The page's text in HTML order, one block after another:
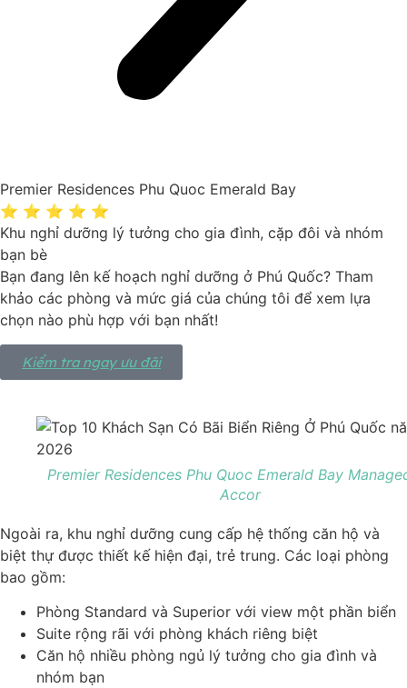
Premier Residences Phu Quoc Emerald Bay
⭐ ⭐ ⭐ ⭐ ⭐
Khu nghỉ dưỡng lý tưởng cho gia đình, cặp đôi và nhóm
bạn bè
Bạn đang lên kế hoạch nghỉ dưỡng ở Phú Quốc? Tham
khảo các phòng và mức giá của chúng tôi để xem lựa
chọn nào phù hợp với bạn nhất!
Kiểm tra ngay ưu đãi
Premier Residences Phu Quoc Emerald Bay
Accor
Ngoài ra, khu nghỉ dưỡng cung cấp hệ thống căn hộ và
biệt thự được thiết kế hiện đại, trẻ trung. Các loại phòng
bao gồm:
Phòng Standard và Superior với view một phần biển
Suite rộng rãi với phòng khách riêng biệt
Căn hộ nhiều phòng ngủ lý tưởng cho gia đình và
nhóm bạn